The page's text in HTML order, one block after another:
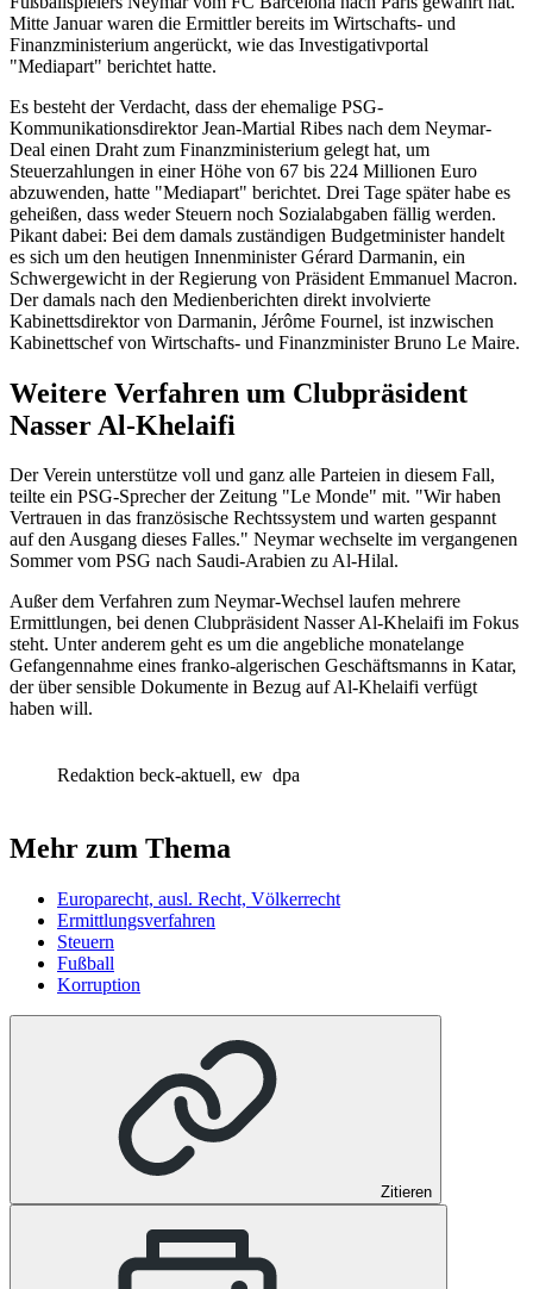
Mitte Januar waren die Ermittler bereits im Wirtschafts- und
Finanzministerium angerückt, wie das Investigativportal
"Mediapart" berichtet hatte.
Es besteht der Verdacht, dass der ehemalige PSG-
Kommunikationsdirektor Jean-Martial Ribes nach dem Neymar-
Deal einen Draht zum Finanzministerium gelegt hat, um
Steuerzahlungen in einer Höhe von 67 bis 224 Millionen Euro
abzuwenden, hatte "Mediapart" berichtet. Drei Tage später habe es
geheißen, dass weder Steuern noch Sozialabgaben fällig werden.
Pikant dabei: Bei dem damals zuständigen Budgetminister handelt
es sich um den heutigen Innenminister Gérard Darmanin, ein
Schwergewicht in der Regierung von Präsident Emmanuel Macron.
Der damals nach den Medienberichten direkt involvierte
Kabinettsdirektor von Darmanin, Jérôme Fournel, ist inzwischen
Kabinettschef von Wirtschafts- und Finanzminister Bruno Le Maire.
Weitere Verfahren um Clubpräsident
Nasser Al-Khelaifi
Der Verein unterstütze voll und ganz alle Parteien in diesem Fall,
teilte ein PSG-Sprecher der Zeitung "Le Monde" mit. "Wir haben
Vertrauen in das französische Rechtssystem und warten gespannt
auf den Ausgang dieses Falles." Neymar wechselte im vergangenen
Sommer vom PSG nach Saudi-Arabien zu Al-Hilal.
Außer dem Verfahren zum Neymar-Wechsel laufen mehrere
Ermittlungen, bei denen Clubpräsident Nasser Al-Khelaifi im Fokus
steht. Unter anderem geht es um die angebliche monatelange
Gefangennahme eines franko-algerischen Geschäftsmanns in Katar,
der über sensible Dokumente in Bezug auf Al-Khelaifi verfügt
haben will.
Redaktion beck-aktuell, ew dpa
Mehr zum Thema
Europarecht, ausl. Recht, Völkerrecht
Ermittlungsverfahren
Steuern
Fußball
Korruption
Zitieren